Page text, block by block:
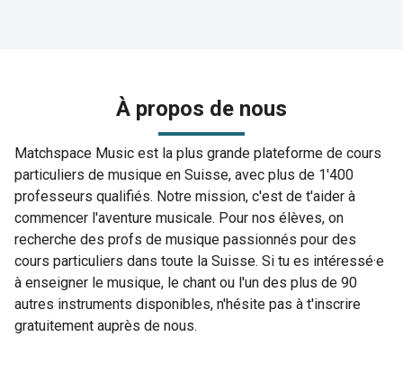
À propos de nous
Matchspace Music est la plus grande plateforme de cours
particuliers de musique en Suisse, avec plus de 1'400
professeurs qualifiés. Notre mission, c'est de t'aider à
commencer l'aventure musicale. Pour nos élèves, on
recherche des profs de musique passionnés pour des
cours particuliers dans toute la Suisse. Si tu es intéressé·e
à enseigner le musique, le chant ou l'un des plus de 90
autres instruments disponibles, n'hésite pas à t'inscrire
gratuitement auprès de nous.